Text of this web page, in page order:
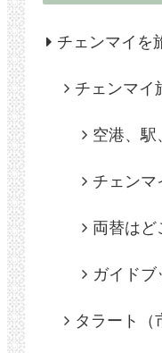
チェンマイを
チェンマ
空港、駅
チェンマ
両替はど
ガイドブ
タラート（